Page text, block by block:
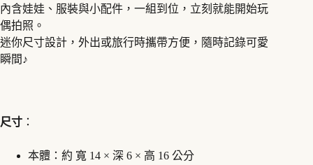
內含娃娃、服裝與小配件，一組到位，立刻就能開始玩
偶拍照。
迷你尺寸設計，外出或旅行時攜帶方便，隨時記錄可愛
瞬間♪
尺寸 ：
本體：約 寬 14 × 深 6 × 高 16 公分